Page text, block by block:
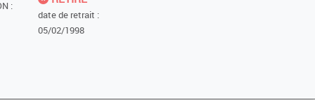
:
date de retrait :
05/02/1998